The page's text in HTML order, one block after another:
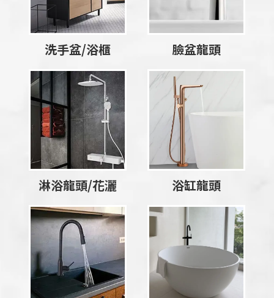
洗手盆/浴櫃 臉盆龍頭
淋浴龍頭/花灑 浴缸龍頭